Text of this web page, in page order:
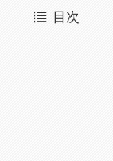
目次